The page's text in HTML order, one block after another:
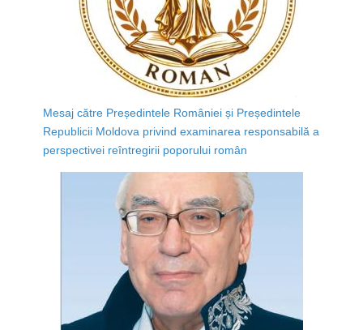
Mesaj către Președintele României și Președintele
Republicii Moldova privind examinarea responsabilă a
perspectivei reîntregirii poporului român